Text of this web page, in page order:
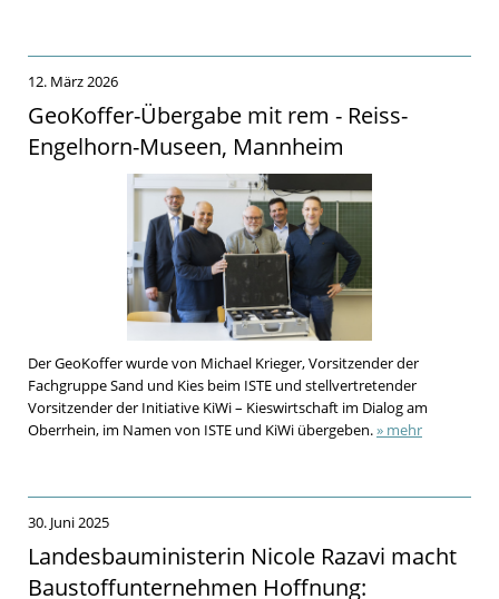
12. März 2026
GeoKoffer-Übergabe mit rem - Reiss-
Engelhorn-Museen, Mannheim
Der GeoKoffer wurde von Michael Krieger, Vorsitzender der
Fachgruppe Sand und Kies beim ISTE und stellvertretender
Vorsitzender der Initiative KiWi – Kieswirtschaft im Dialog am
Oberrhein, im Namen von ISTE und KiWi übergeben.» mehr
30. Juni 2025
Landesbauministerin Nicole Razavi macht
Baustoffunternehmen Hoffnung: